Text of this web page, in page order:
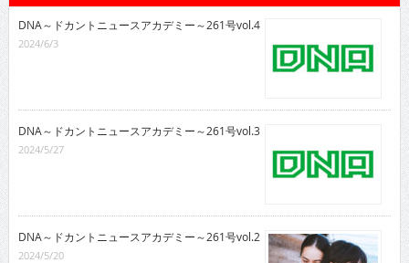
DNA～ドカントニュースアカデミー～261号vol.4
2024/6/3
DNA～ドカントニュースアカデミー～261号vol.3
2024/5/27
DNA～ドカントニュースアカデミー～261号vol.2
2024/5/20